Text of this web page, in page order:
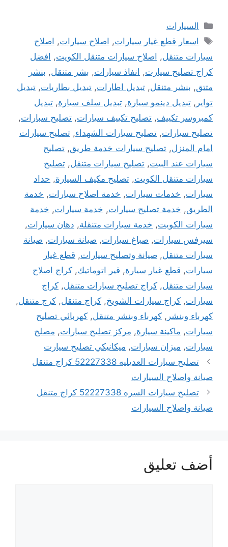
التصنيفات
السيارات
الوسوم
اسعار قطع غيار سيارات, اصلاح سيارات, اصلاح
سيارات متنقل, اصلاح سيارات متنقل الكويت, افضل
كراج تصليح سيارت, انفاذ سيارات, بشر متنقل, بنشر
متتق, بنشر متنقل, تبديل اطارات, تبديل بطاريات, تبديل
تواير , تبديل دينمو سيارة, تبديل سلف سيارة, تبديل
كمبروسر تكييف, تصليح تكييف سيارات, تصليح سبارات,
تصليح سيارات, تصليح سيارات الشهداء, تصليح سيارات
امام المنزل, تصليح سيارات خدمة طريق, تصليح
سيارات عند البيت, تصليح سيارات متنقل, تصليح
سيارات متنقل الكويت, تصليح مكيف السيارة, حداد
سيارات, خدمات سيارات, خدمة اصلاح سيارات, خدمة
الطريق, خدمة تصليح سيارات, خدمة سيارات, خدمة
سيارات الكويت, خدمة سيارات متنقلة, دهان سيارات,
سيرفس سيارات, صباغ سيارات, صيانة سيارات, صيانة
سيارات متنقل, صيانة وتصليح سيارات, قطع غيار
سيارات, قطع غيار سيارة, قير اتوماتيك, كراج اصلاح
سيارات متنقل, كراج تصليح سيارات متنقل, كراج
سيارات, كراج سيارات الشويخ, كراج متنقل, كرج متنقل,
كهرباء وبنشر , كهرباء وبنشر متنقل, كهربائي تصليح
سيارات, ماكينة سيارة, مركز تصليح سيارات, مصلح
سيارات, ميزان سيارات, ميكانيكي تصليح سيارت
تصليح سيارات العديليه 52227338 كراج متنقل
صيانة واصلاح السيارات
تصليح سيارات السره 52227338 كراج متنقل
صيانة واصلاح السيارات
أضف تعليق